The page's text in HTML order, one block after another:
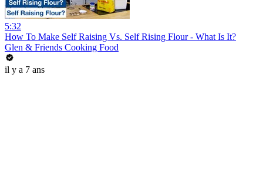
5:32
How To Make Self Raising Vs. Self Rising Flour - What Is It?
Glen & Friends Cooking Food
il y a 7 ans